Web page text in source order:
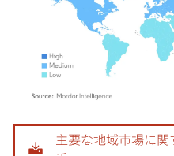
画像 © Mordor Intelligence。再利用